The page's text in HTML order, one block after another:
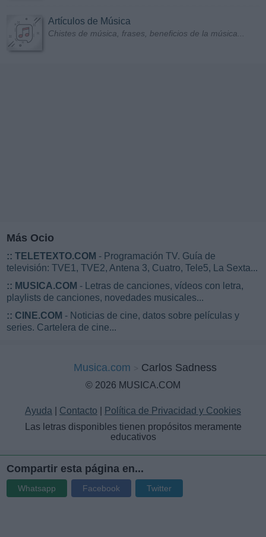
Artículos de Música
Chistes de música, frases, beneficios de la música...
Más Ocio
:: TELETEXTO.COM - Programación TV. Guía de
televisión: TVE1, TVE2, Antena 3, Cuatro, Tele5, La Sexta...
:: MUSICA.COM - Letras de canciones, vídeos con letra,
playlists de canciones, novedades musicales...
:: CINE.COM - Noticias de cine, datos sobre películas y
series. Cartelera de cine...
Musica.com Carlos Sadness
© 2026 MUSICA.COM
Ayuda Contacto
Política de Privacidad y Cookies
Las letras disponibles tienen propósitos meramente
educativos
Compartir esta página en...
Whatsapp Facebook Twitter